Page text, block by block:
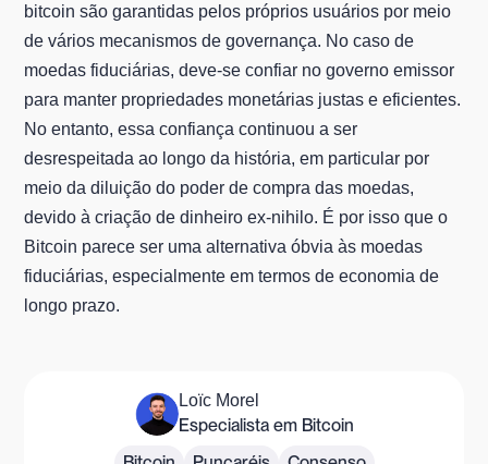
bitcoin são garantidas pelos próprios usuários por meio
de vários mecanismos de governança. No caso de
moedas fiduciárias, deve-se confiar no governo emissor
para manter propriedades monetárias justas e eficientes.
No entanto, essa confiança continuou a ser
desrespeitada ao longo da história, em particular por
meio da diluição do poder de compra das moedas,
devido à criação de dinheiro ex-nihilo. É por isso que o
Bitcoin parece ser uma alternativa óbvia às moedas
fiduciárias, especialmente em termos de economia de
longo prazo.
Loïc Morel
Especialista em Bitcoin